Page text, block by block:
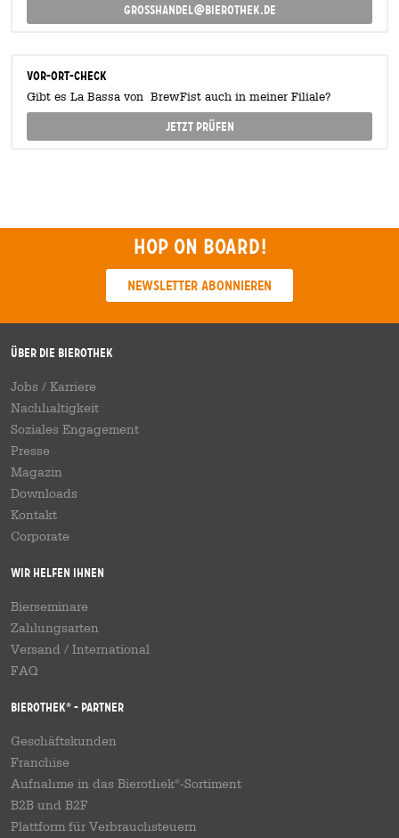
grosshandel@bierothek.de
Vor-Ort-Check
Gibt es La Bassa von BrewFist auch in meiner Filiale?
Jetzt prüfen
Hop on board!
Newsletter abonnieren
Über die Bierothek
Jobs / Karriere
Nachhaltigkeit
Soziales Engagement
Presse
Magazin
Downloads
Kontakt
Corporate
Wir helfen Ihnen
Bierseminare
Zahlungsarten
Versand / International
FAQ
Bierothek® - Partner
Geschäftskunden
Franchise
Aufnahme in das Bierothek®-Sortiment
B2B und B2F
Plattform für Verbrauchsteuern